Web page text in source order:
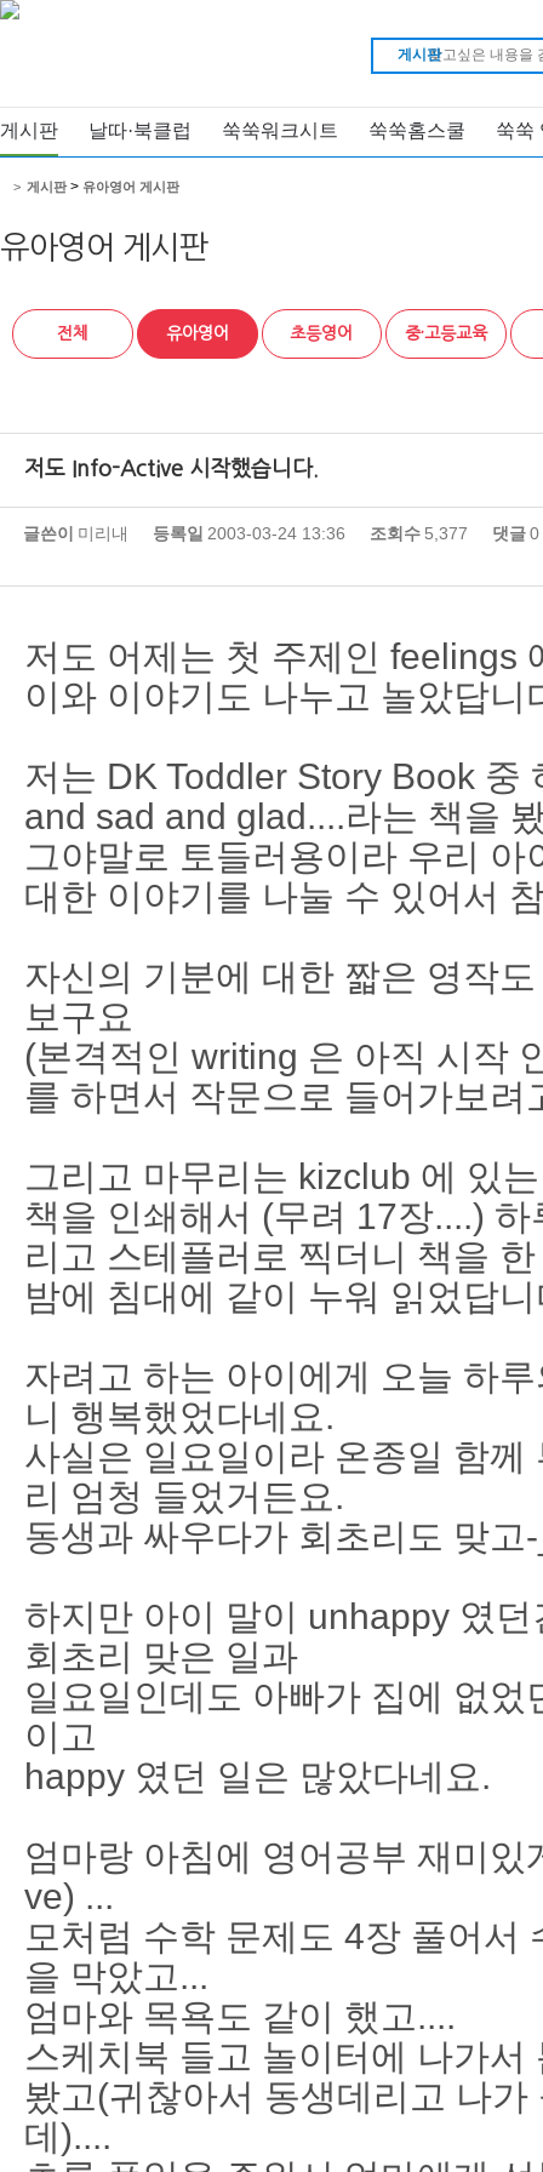
게시판
게시판 날따·북클럽 쑥쑥워크시트 쑥쑥홈스쿨 쑥쑥
유아영어 게시판
> 게시판> 유아영어 게시판
전체 유아영어 초등영어 중·고등교육
저도 Info-Active 시작했습니다.
글쓴이 미리내 등록일 2003-03-24 13:36 조회수 5,377 댓글0
저도 어제는 첫 주제인 feelings
이와 이야기도 나누고 놀았답니
저는 DK Toddler Story Book 중
and sad and glad....라는 책을
그야말로 토들러용이라 우리 아
대한 이야기를 나눌 수 있어서
자신의 기분에 대한 짧은 영작
보구요
(본격적인 writing 은 아직 시작
를 하면서 작문으로 들어가보려
그리고 마무리는 kizclub 에 있
책을 인쇄해서 (무려 17장....)
리고 스테플러로 찍더니 책을
밤에 침대에 같이 누워 읽었답
자려고 하는 아이에게 오늘 하
니 행복했었다네요.
사실은 일요일이라 온종일 함께
리 엄청 들었거든요.
동생과 싸우다가 회초리도 맞고
하지만 아이 말이 unhappy 였
회초리 맞은 일과
일요일인데도 아빠가 집에 없었
이고
happy 였던 일은 많았다네요.
엄마랑 아침에 영어공부 재미있
ve) ...
모처럼 수학 문제도 4장 풀어서
을 막았고...
엄마와 목욕도 같이 했고....
스케치북 들고 놀이터에 나가서
봤고(귀찮아서 동생데리고 나가
데)....